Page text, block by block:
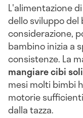
L'alimentazione
dello sviluppo
considerazione,
bambino inizia a
consistenze. La
mangiare cibi
mesi molti bimbi
motorie
dalla tazza.